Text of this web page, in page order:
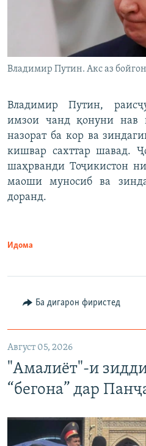
Владимир Путин. Акс аз
Владимир Путин,
имзои чанд қонуни нав
назорат ба кор ва
кишвар сахттар шавад.
шаҳрванди Тоҷикистон
маоши муносиб ва
доранд.
Идома
Ба дигарон фиристед
Август 05, 2026
"Амалиёт"-и
“бегона” дар